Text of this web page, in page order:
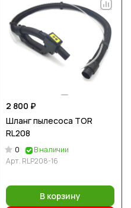
2 800 ₽
Шланг пылесоса TOR
RL208
0
В наличии
Арт. RLP208-16
В корзину